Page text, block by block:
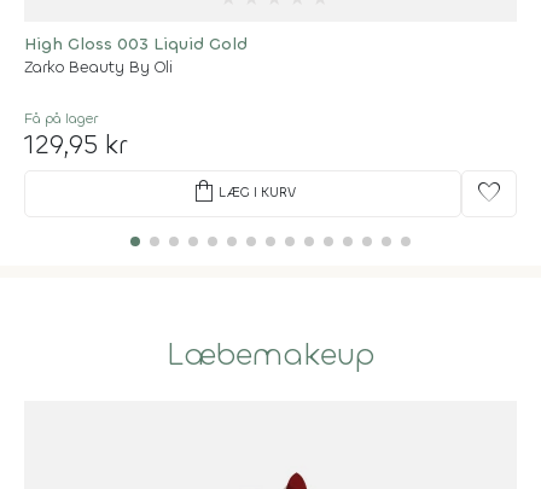
High Gloss 003 Liquid Gold
Zarko Beauty By Oli
Få på lager
129,95 kr
shopping_bag LÆG I KURV favorite
Læbemakeup